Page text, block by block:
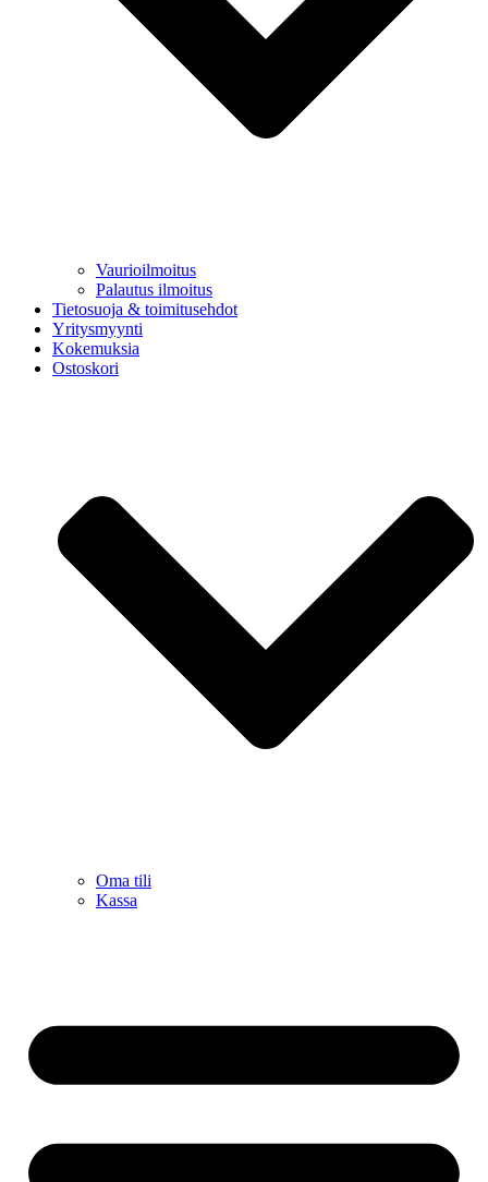
Vaurioilmoitus
Palautus ilmoitus
Tietosuoja & toimitusehdot
Yritysmyynti
Kokemuksia
Ostoskori
Oma tili
Kassa